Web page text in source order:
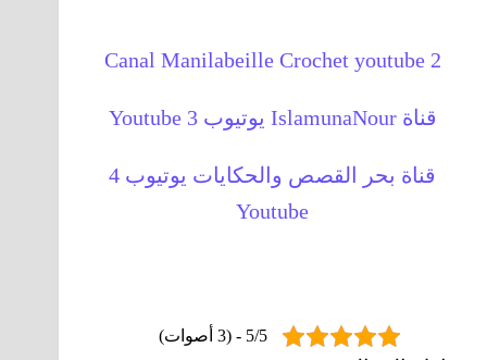
Canal Manilabeille Crochet youtube 2
قناة IslamunaNour يوتيوب 3 Youtube
قناة بحر القصص والحكايات يوتيوب 4
Youtube
5/5 - (3 أصوات)